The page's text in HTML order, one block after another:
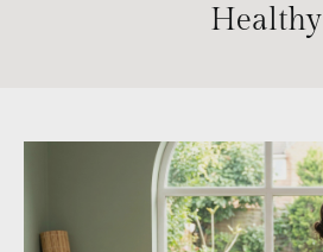
Healthy